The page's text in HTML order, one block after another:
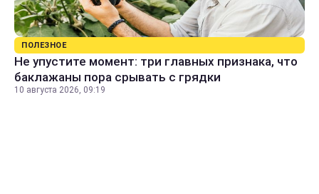
ПОЛЕЗНОЕ
Не упустите момент: три главных признака, что
баклажаны пора срывать с грядки
10 августа 2026, 09:19